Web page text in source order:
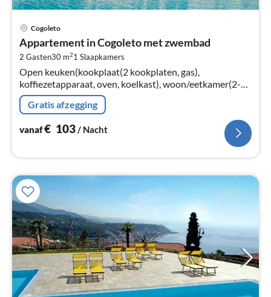
Cogoleto
Appartement in Cogoleto met zwembad
2 Gasten30 m21 Slaapkamers
Open keuken(kookplaat(2 kookplaten, gas),
koffiezetapparaat, oven, koelkast), woon/eetkamer(2-
pers. slaapbank, TV(flatscreen, satelliet), eettafel),
slaapkamer(2-pers. bed)
Gratis afzegging
vanaf€ 103/ Nacht